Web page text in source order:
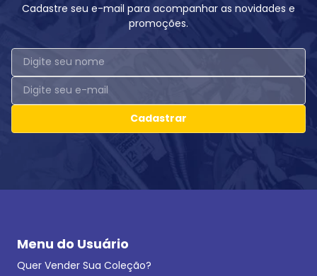
Cadastre seu e-mail para acompanhar as novidades e
promoções.
Cadastrar
Menu do Usuário
Quer Vender Sua Coleção?